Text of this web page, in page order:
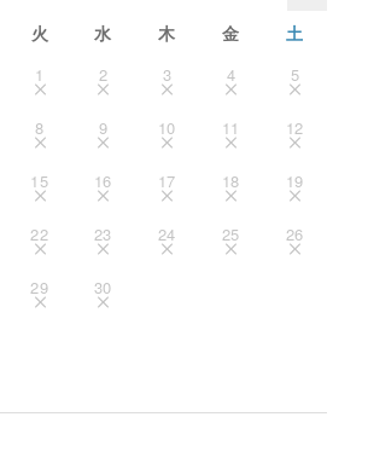
火 水 木 金 土
1 2 3 4 5
8 9 10 11 12
15 16 17 18 19
22 23 24 25 26
29 30